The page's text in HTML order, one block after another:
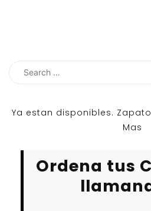
Search
Ya estan disponibles.
Mas
Ordena tus